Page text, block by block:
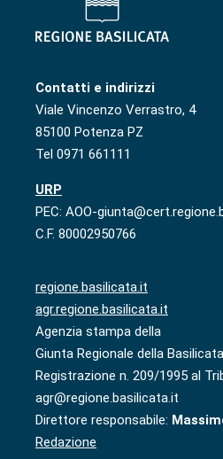
Contatti e indirizzi
Viale Vincenzo Verrastro, 4
85100 Potenza PZ
Tel 0971 661111
URP
PEC: AOO-
C.F. 80002950766
regione.basilicata.it
agr.regione.basilicata.it
Agenzia stampa della
Giunta Regionale della Basilicata
Registrazione n. 209/1995 al
agr@regione.basilicata.it
Direttore responsabile:
Redazione